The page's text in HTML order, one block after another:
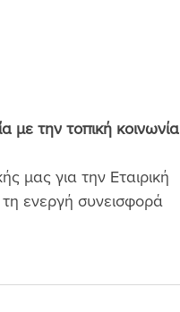
με την τοπική κοινωνία
μας για την Εταιρική
τη ενεργή συνεισφορά